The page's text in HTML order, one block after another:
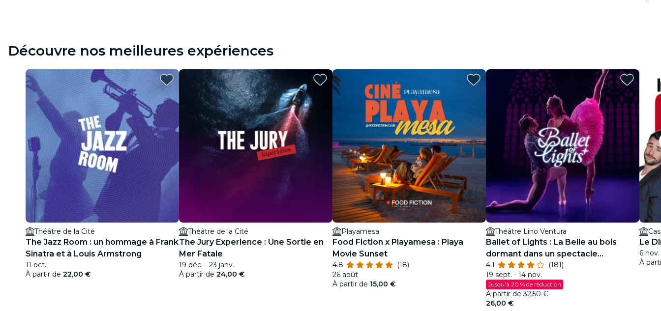
Découvre nos meilleures expériences
Théâtre de la Cité
The Jazz Room : un hommage à Frank
Sinatra et à Louis Armstrong
11 oct.
À partir de 22,00 €
Théâtre de la Cité
The Jury Experience : Une Sortie en
Mer Fatale
19 déc. - 23 janv.
À partir de 24,00 €
Playamesa
Food Fiction x Playamesa : Playa
Movie Sunset
4.8
(18)
26 août
À partir de 15,00 €
Théâtre Lino Ventura
Ballet of Lights : La Belle au bois
dormant dans un spectacle
étincelant
4.1
(181)
19 sept. - 14 nov.
Jusqu'à 20 % de réduction
À partir de32,50 €
26,00 €
Le
6 nov.
À